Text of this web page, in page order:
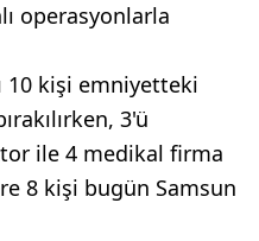
operasyonlarla
10 kişi emniyetteki
3'ü
ile 4 medikal firma
8 kişi bugün Samsun